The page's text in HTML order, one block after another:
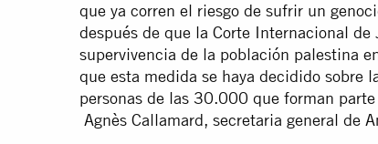
que ya corren el riesgo de sufrir un
después de que la Corte Internacional
supervivencia de la población palestina
que esta medida se haya decidido sobre
personas de las 30.000 que forman
Agnès Callamard, secretaria general de